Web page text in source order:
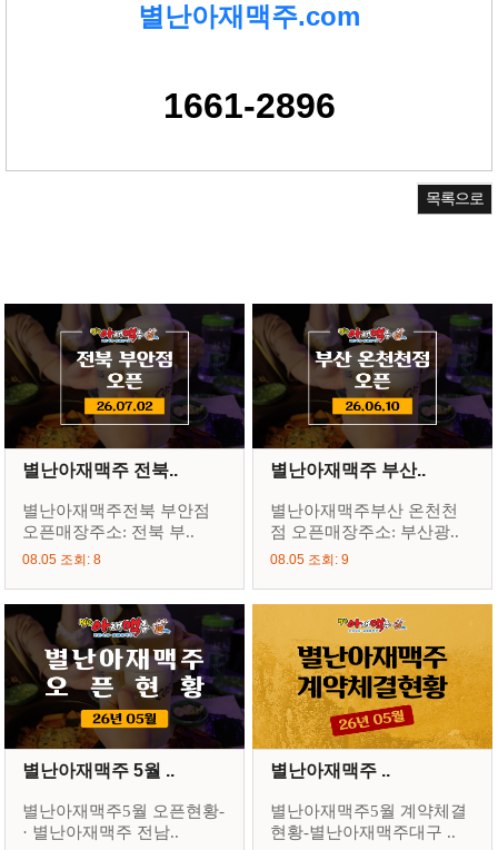
별난아재맥주.com
1661-2896
목록으로
별난아재맥주 전북..
별난아재맥주전북 부안점
오픈매장주소: 전북 부..
08.05 조회: 8
별난아재맥주 부산..
별난아재맥주부산 온천천
점 오픈매장주소: 부산광..
08.05 조회: 9
별난아재맥주 5월 ..
별난아재맥주5월 오픈현황-
· 별난아재맥주 전남..
별난아재맥주 ..
별난아재맥주5월 계약체결
현황-별난아재맥주대구 ..